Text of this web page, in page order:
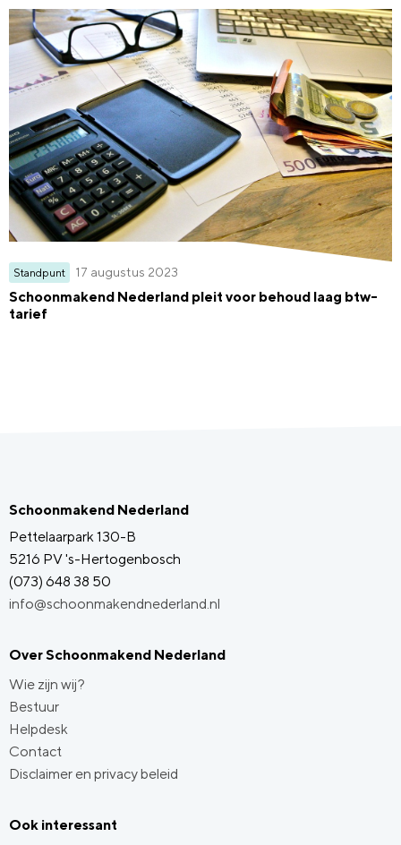
Standpunt 17 augustus 2023
Schoonmakend Nederland pleit voor behoud laag btw-
tarief
Schoonmakend Nederland
Pettelaarpark 130-B
5216 PV 's-Hertogenbosch
(073) 648 38 50
info@schoonmakendnederland.nl
Over Schoonmakend Nederland
Wie zijn wij?
Bestuur
Helpdesk
Contact
Disclaimer en privacy beleid
Ook interessant